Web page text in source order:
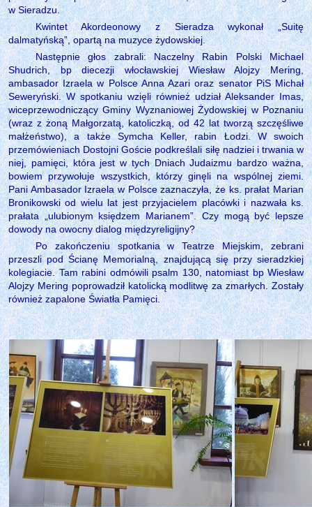
w Sieradzu.
Kwintet Akordeonowy z Sieradza wykonał „Suitę
dalmatyńską”, opartą na muzyce żydowskiej.
Następnie głos zabrali: Naczelny Rabin Polski Michael
Shudrich, bp diecezji włocławskiej Wiesław Alojzy Mering,
ambasador Izraela w Polsce Anna Azari oraz senator PiS Michał
Seweryński. W spotkaniu wzięli również udział Aleksander Imas,
wiceprzewodniczący Gminy Wyznaniowej Żydowskiej w Poznaniu
(wraz z żoną Małgorzatą, katoliczką, od 42 lat tworzą szczęśliwe
małżeństwo), a także Symcha Keller, rabin Łodzi. W swoich
przemówieniach Dostojni Goście podkreślali siłę nadziei i trwania w
niej, pamięci, która jest w tych Dniach Judaizmu bardzo ważna,
bowiem przywołuje wszystkich, którzy ginęli na wspólnej ziemi.
Pani Ambasador Izraela w Polsce zaznaczyła, że ks. prałat Marian
Bronikowski od wielu lat jest przyjacielem placówki i nazwała ks.
prałata „ulubionym księdzem Marianem”. Czy mogą być lepsze
dowody na owocny dialog międzyreligijny?
Po zakończeniu spotkania w Teatrze Miejskim, zebrani
przeszli pod Ścianę Memorialną, znajdującą się przy sieradzkiej
kolegiacie. Tam rabini odmówili psalm 130, natomiast bp Wiesław
Alojzy Mering poprowadził katolicką modlitwę za zmarłych. Zostały
również zapalone Światła Pamięci.